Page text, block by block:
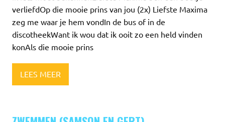
verliefdOp die mooie prins van jou (2x) Liefste Maxima
zeg me waar je hem vondIn de bus of in de
discotheekWant ik wou dat ik ooit zo een held vinden
konAls die mooie prins
LEES MEER